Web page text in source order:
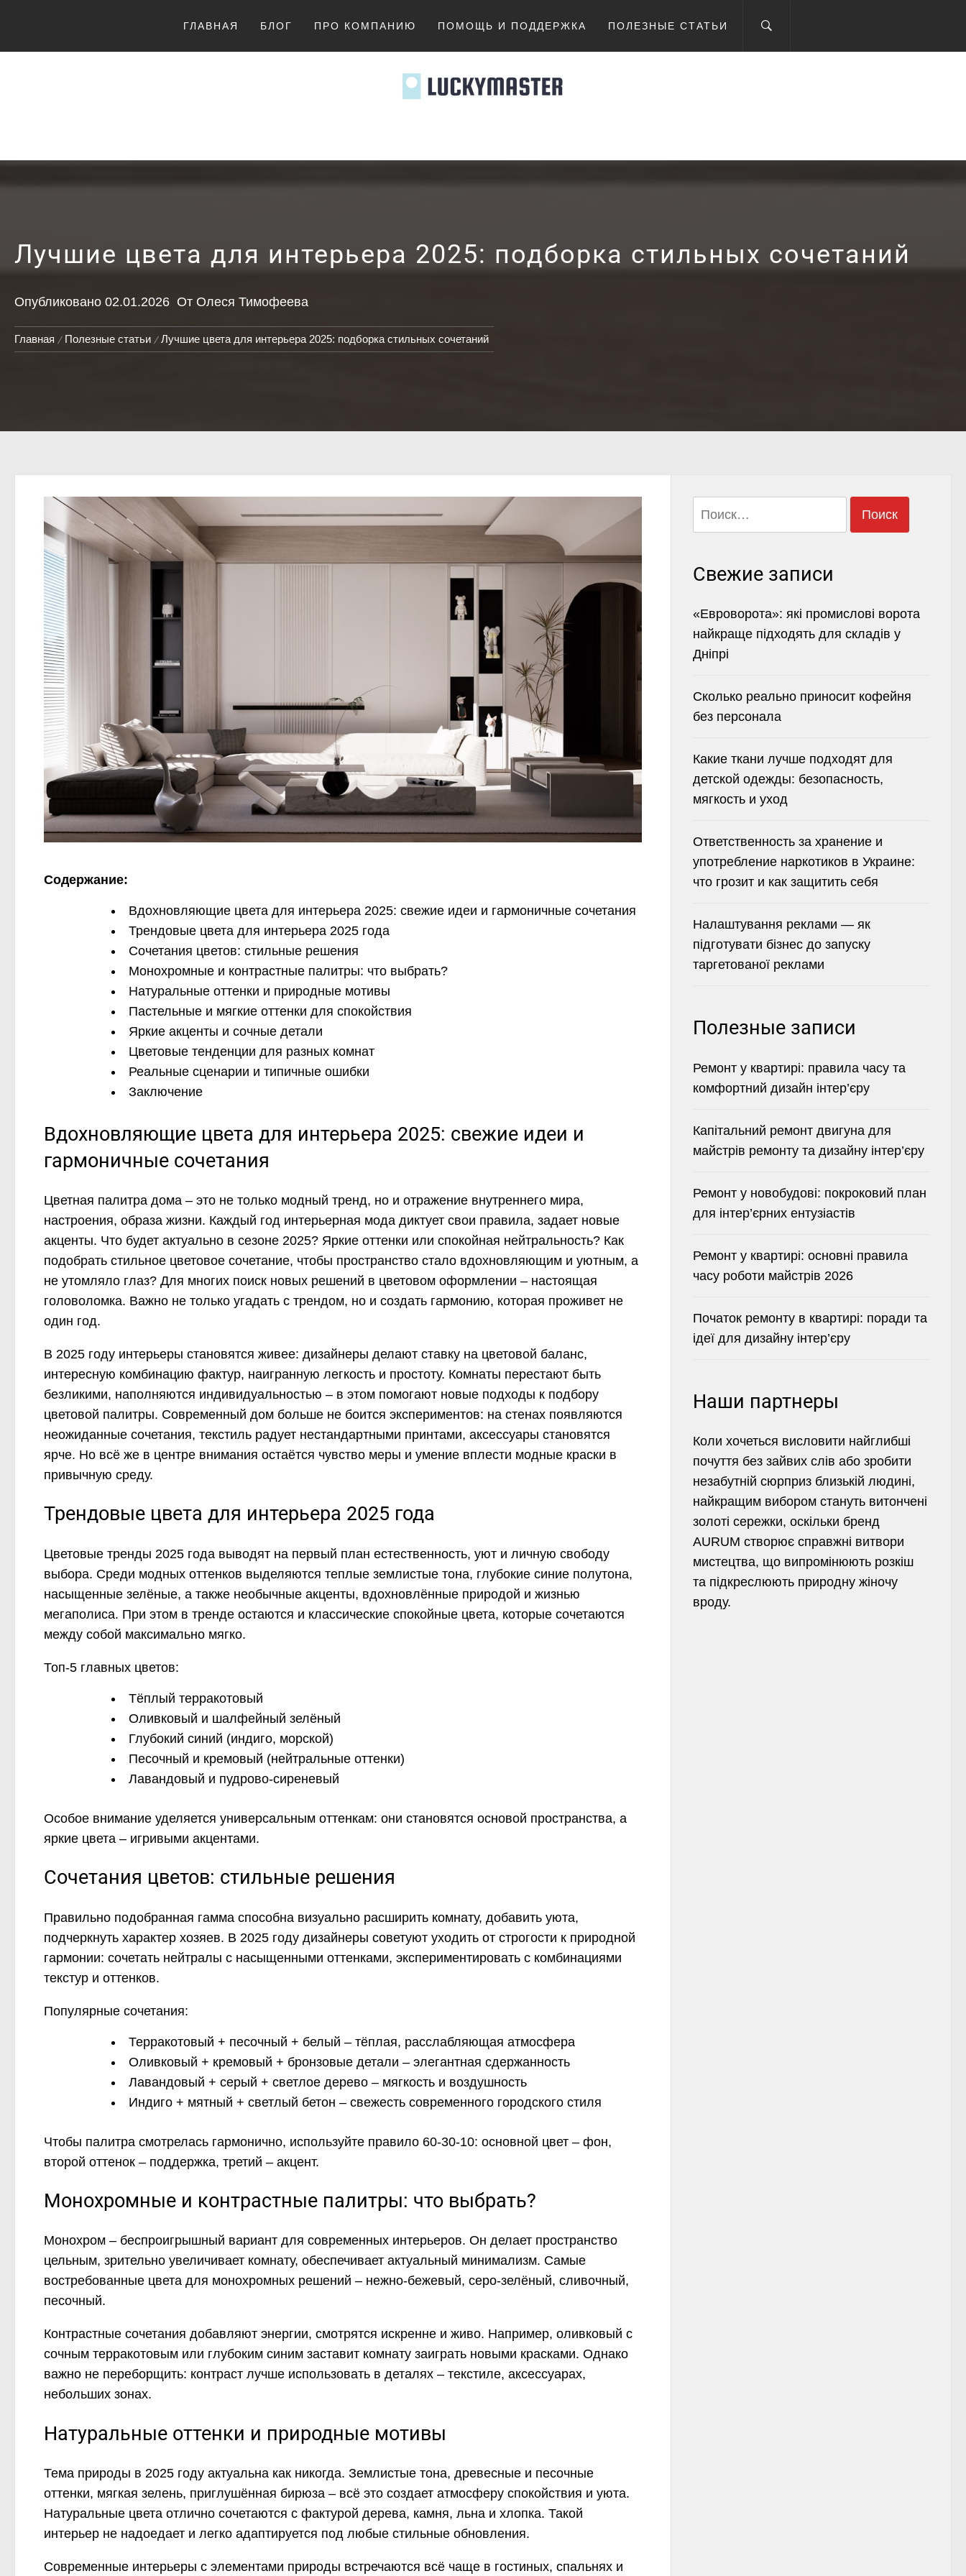
содержимому
ГЛАВНАЯ БЛОГ ПРО КОМПАНИЮ ПОМОЩЬ И ПОДДЕРЖКА ПОЛЕЗНЫЕ СТАТЬИ
LUCKYMASTER.KIEV.UA
Лучшие цвета для интерьера 2025: подборка стильных сочетаний
Опубликовано 02.01.2026 От Олеся Тимофеева
Главная Полезные статьи Лучшие цвета для интерьера 2025: подборка стильных сочетаний
Содержание:
Вдохновляющие цвета для интерьера 2025: свежие идеи и гармоничные сочетания
Трендовые цвета для интерьера 2025 года
Сочетания цветов: стильные решения
Монохромные и контрастные палитры: что выбрать?
Натуральные оттенки и природные мотивы
Пастельные и мягкие оттенки для спокойствия
Яркие акценты и сочные детали
Цветовые тенденции для разных комнат
Реальные сценарии и типичные ошибки
Заключение
Вдохновляющие цвета для интерьера 2025: свежие идеи и
гармоничные сочетания
Цветная палитра дома – это не только модный тренд, но и отражение внутреннего мира,
настроения, образа жизни. Каждый год интерьерная мода диктует свои правила, задает новые
акценты. Что будет актуально в сезоне 2025? Яркие оттенки или спокойная нейтральность? Как
подобрать стильное цветовое сочетание, чтобы пространство стало вдохновляющим и уютным, а
не утомляло глаз? Для многих поиск новых решений в цветовом оформлении – настоящая
головоломка. Важно не только угадать с трендом, но и создать гармонию, которая проживет не
один год.
В 2025 году интерьеры становятся живее: дизайнеры делают ставку на цветовой баланс,
интересную комбинацию фактур, наигранную легкость и простоту. Комнаты перестают быть
безликими, наполняются индивидуальностью – в этом помогают новые подходы к подбору
цветовой палитры. Современный дом больше не боится экспериментов: на стенах появляются
неожиданные сочетания, текстиль радует нестандартными принтами, аксессуары становятся
ярче. Но всё же в центре внимания остаётся чувство меры и умение вплести модные краски в
привычную среду.
Трендовые цвета для интерьера 2025 года
Цветовые тренды 2025 года выводят на первый план естественность, уют и личную свободу
выбора. Среди модных оттенков выделяются теплые землистые тона, глубокие синие полутона,
насыщенные зелёные, а также необычные акценты, вдохновлённые природой и жизнью
мегаполиса. При этом в тренде остаются и классические спокойные цвета, которые сочетаются
между собой максимально мягко.
Топ-5 главных цветов:
Тёплый терракотовый
Оливковый и шалфейный зелёный
Глубокий синий (индиго, морской)
Песочный и кремовый (нейтральные оттенки)
Лавандовый и пудрово-сиреневый
Особое внимание уделяется универсальным оттенкам: они становятся основой пространства, а
яркие цвета – игривыми акцентами.
Сочетания цветов: стильные решения
Правильно подобранная гамма способна визуально расширить комнату, добавить уюта,
подчеркнуть характер хозяев. В 2025 году дизайнеры советуют уходить от строгости к природной
гармонии: сочетать нейтралы с насыщенными оттенками, экспериментировать с комбинациями
текстур и оттенков.
Популярные сочетания:
Терракотовый + песочный + белый – тёплая, расслабляющая атмосфера
Оливковый + кремовый + бронзовые детали – элегантная сдержанность
Лавандовый + серый + светлое дерево – мягкость и воздушность
Индиго + мятный + светлый бетон – свежесть современного городского стиля
Чтобы палитра смотрелась гармонично, используйте правило 60-30-10: основной цвет – фон,
второй оттенок – поддержка, третий – акцент.
Монохромные и контрастные палитры: что выбрать?
Монохром – беспроигрышный вариант для современных интерьеров. Он делает пространство
цельным, зрительно увеличивает комнату, обеспечивает актуальный минимализм. Самые
востребованные цвета для монохромных решений – нежно-бежевый, серо-зелёный, сливочный,
песочный.
Контрастные сочетания добавляют энергии, смотрятся искренне и живо. Например, оливковый с
сочным терракотовым или глубоким синим заставит комнату заиграть новыми красками. Однако
важно не переборщить: контраст лучше использовать в деталях – текстиле, аксессуарах,
небольших зонах.
Натуральные оттенки и природные мотивы
Тема природы в 2025 году актуальна как никогда. Землистые тона, древесные и песочные
оттенки, мягкая зелень, приглушённая бирюза – всё это создает атмосферу спокойствия и уюта.
Натуральные цвета отлично сочетаются с фактурой дерева, камня, льна и хлопка. Такой
интерьер не надоедает и легко адаптируется под любые стильные обновления.
Современные интерьеры с элементами природы встречаются всё чаще в гостиных, спальнях и
Свежие записи
«Евроворота»: які промислові ворота
найкраще підходять для складів у
Дніпрі
Сколько реально приносит кофейня
без персонала
Какие ткани лучше подходят для
детской одежды: безопасность,
мягкость и уход
Ответственность за хранение и
употребление наркотиков в Украине:
что грозит и как защитить себя
Налаштування реклами — як
підготувати бізнес до запуску
таргетованої реклами
Полезные записи
Ремонт у квартирі: правила часу та
комфортний дизайн інтер’єру
Капітальний ремонт двигуна для
майстрів ремонту та дизайну інтер’єру
Ремонт у новобудові: покроковий план
для інтер’єрних ентузіастів
Ремонт у квартирі: основні правила
часу роботи майстрів 2026
Початок ремонту в квартирі: поради та
ідеї для дизайну інтер’єру
Наши партнеры
Коли хочеться висловити найглибші
почуття без зайвих слів або зробити
незабутній сюрприз близькій людині,
найкращим вибором стануть витончені
золоті сережки, оскільки бренд
AURUM створює справжні витвори
мистецтва, що випромінюють розкіш
та підкреслюють природну жіночу
вроду.